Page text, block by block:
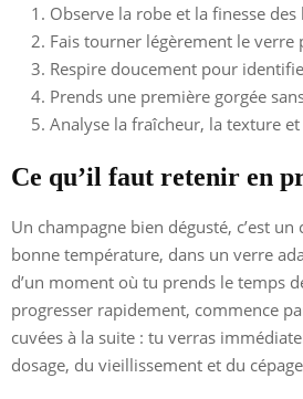
Observe la robe et la finesse des
Fais tourner légèrement le
Respire doucement pour
Prends une première gorgée
Analyse la fraîcheur, la texture
Ce qu’il faut retenir en
Un champagne bien dégusté, c’est un
bonne température, dans un verre
d’un moment où tu prends le temps
progresser rapidement, commence
cuvées à la suite : tu verras
dosage, du vieillissement et du